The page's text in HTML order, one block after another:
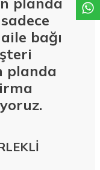
bağı
planda